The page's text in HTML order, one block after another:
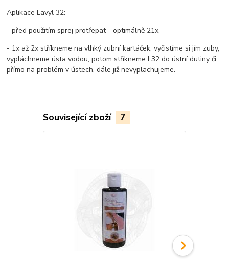
Aplikace Lavyl 32:
- před použitím sprej protřepat - optimálně 21x,
- 1x až 2x stříkneme na vlhký zubní kartáček, vyčistíme si jím zuby,
vypláchneme ústa vodou, potom stříkneme L32 do ústní dutiny či
přímo na problém v ústech, dále již nevyplachujeme.
Související zboží 7